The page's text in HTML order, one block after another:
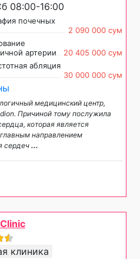
08:00-16:00
почечных
2 090 000 сум
артерии
20 405 000 сум
абляция
30 000 000 сум
медицинский центр,
Причиной тому послужила
которая является
направлением
сердеч ...
клиника